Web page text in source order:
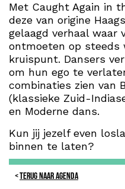
Met Caught Again in
deze van origine
gelaagd verhaal waar
ontmoeten op steeds
kruispunt. Dansers
om hun ego te
combinaties zien van
(klassieke Zuid-
en Moderne dans.
Kun jij jezelf even
binnen te laten?
TERUG NAAR AGENDA